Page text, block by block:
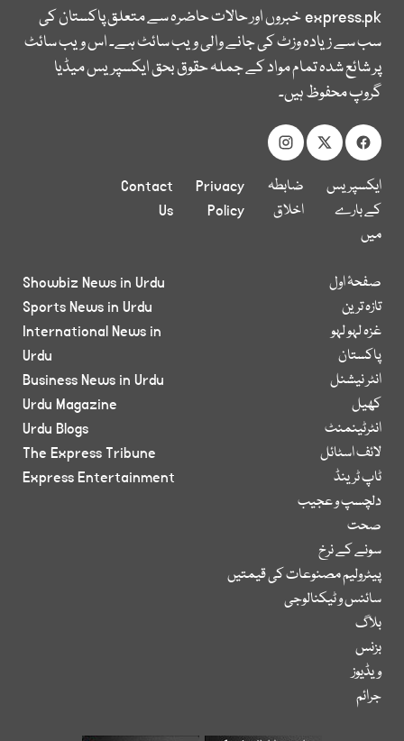
express.pkخبروں اور حالات حاضرہ سے متعلق پاکستان کی
سب سے زیادہ وزٹ کی جانے والی ویب سائٹ ہے۔ اس ویب سائٹ
پر شائع شدہ تمام مواد کے جملہ حقوق بحق ایکسپریس میڈیا
گروپ محفوظ ہیں۔
ایکسپریس
کے بارے
میں
ضابطہ
اخلاق
Privacy
Policy
Contact
Us
صفحۂ اول
تازہ ترین
غزہ لہو لہو
پاکستان
انٹر نیشنل
کھیل
انٹرٹینمنٹ
لائف اسٹائل
ٹاپ ٹرینڈ
دلچسپ و عجیب
صحت
سونے کے نرخ
پیٹرولیم مصنوعات کی قیمتیں
سائنس و ٹیکنالوجی
بلاگ
بزنس
ویڈیوز
جرائم
Showbiz News in Urdu
Sports News in Urdu
International News in
Urdu
Business News in Urdu
Urdu Magazine
Urdu Blogs
The Express Tribune
Express Entertainment